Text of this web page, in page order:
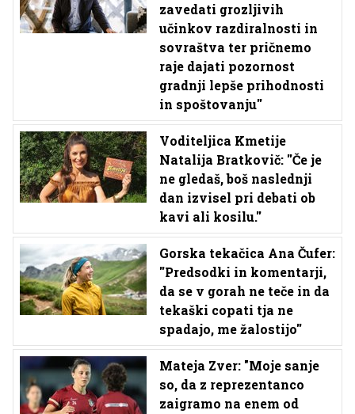
zavedati grozljivih
učinkov razdiralnosti in
sovraštva ter pričnemo
raje dajati pozornost
gradnji lepše prihodnosti
in spoštovanju''
Voditeljica Kmetije
Natalija Bratkovič: ''Če je
ne gledaš, boš naslednji
dan izvisel pri debati ob
kavi ali kosilu.''
Gorska tekačica Ana Čufer:
''Predsodki in komentarji,
da se v gorah ne teče in da
tekaški copati tja ne
spadajo, me žalostijo''
Mateja Zver: "Moje sanje
so, da z reprezentanco
zaigramo na enem od